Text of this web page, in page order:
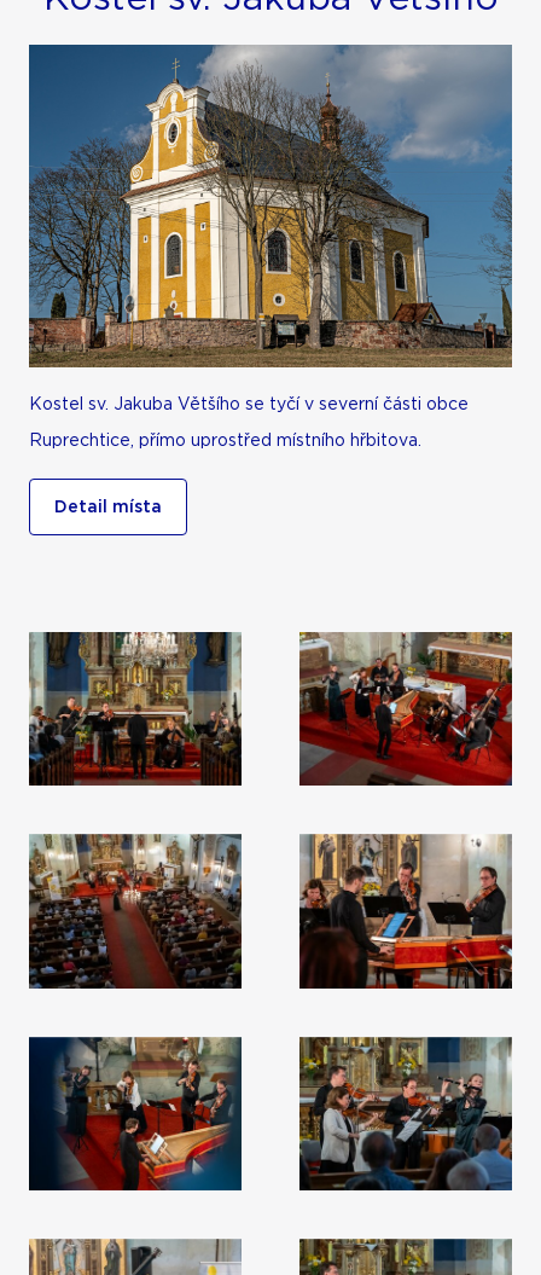
Kostel sv. Jakuba Většího se tyčí v severní části obce
Ruprechtice, přímo uprostřed místního hřbitova.
Detail místa